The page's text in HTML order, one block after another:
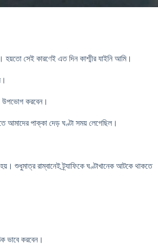
সেই কারণেই এত দিন কাশ্মীর যাইনি আমি।
উপভোগ করবেন।
আমাদের পাক্কা দেড় ঘণ্টা সময় লেগেছিল।
শুধুমাত্র রাম্বানেই ট্র্যাফিকে ঘণ্টাখানেক আটকে থাকতে
ভাবে করবেন।